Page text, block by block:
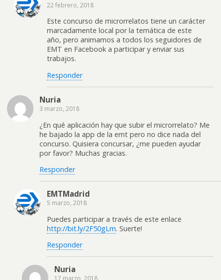
22 febrero, 2018
Este concurso de microrrelatos tiene un carácter
marcadamente local por la temática de este
año, pero animamos a todos los seguidores de
EMT en Facebook a participar y enviar sus
trabajos.
Responder
Nuria
3 marzo, 2018
¿En qué aplicación hay que subir el microrrelato? Me
he bajado la app de la emt pero no dice nada del
concurso. Quisiera concursar, ¿me pueden ayudar
por favor? Muchas gracias.
Responder
EMTMadrid
5 marzo, 2018
Puedes participar a través de este enlace
http://bit.ly/2F50gLm. Suerte!
Responder
Nuria